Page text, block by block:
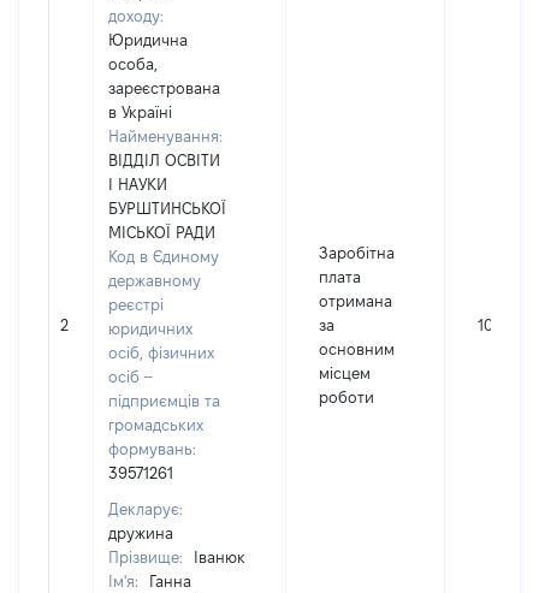
2
доходу:
Юридична
особа,
зареєстрована
в Україні
Найменування:
ВІДДІЛ ОСВІТИ
І НАУКИ
БУРШТИНСЬКОЇ
МІСЬКОЇ РАДИ
Код в Єдиному
державному
реєстрі
юридичних
осіб, фізичних
осіб –
підприємців та
громадських
формувань:
39571261
Декларує:
дружина
Прізвище:
Іванюк
Ім'я:
Ганна
Заробітна
плата
отримана
за
основним
місцем
роботи
10112